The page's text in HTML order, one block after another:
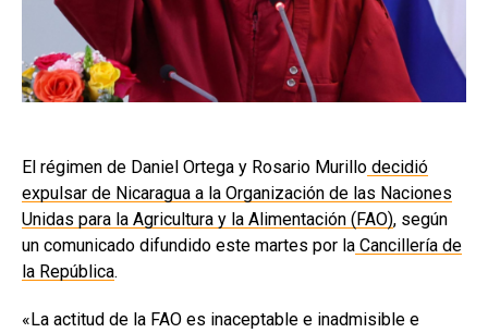
El régimen de Daniel Ortega y Rosario Murillo decidió
expulsar de Nicaragua a la Organización de las Naciones
Unidas para la Agricultura y la Alimentación (FAO), según
un comunicado difundido este martes por la Cancillería de
la República.
«La actitud de la FAO es inaceptable e inadmisible e